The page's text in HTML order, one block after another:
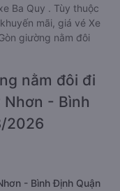
Ba Quy . Tùy thuộc
mãi, giá vé Xe
giường nằm đôi
nằm đôi đi
Nhơn - Bình
2026
- Bình Định Quận